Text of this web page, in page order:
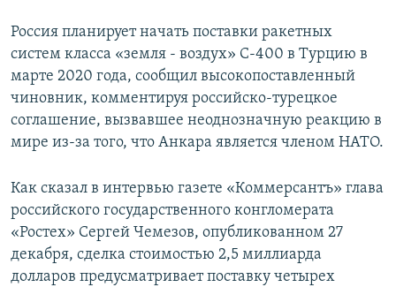
Россия планирует начать поставки ракетных
систем класса «земля - воздух» С-400 в Турцию в
марте 2020 года, сообщил высокопоставленный
чиновник, комментируя российско-турецкое
соглашение, вызвавшее неоднозначную реакцию в
мире из-за того, что Анкара является членом НАТО.
Как сказал в интервью газете «Коммерсантъ» глава
российского государственного конгломерата
«Ростех» Сергей Чемезов, опубликованном 27
декабря, сделка стоимостью 2,5 миллиарда
долларов предусматривает поставку четырех